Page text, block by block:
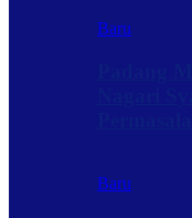
Baru
Baru